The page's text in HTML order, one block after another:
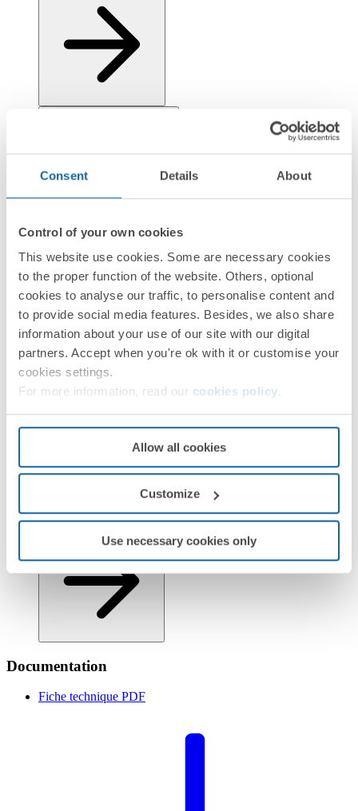
Consent Details About
Control of your own cookies
This website use cookies. Some are necessary cookies
to the proper function of the website. Others, optional
cookies to analyse our traffic, to personalise content and
to provide social media features. Besides, we also share
information about your use of our site with our digital
partners. Accept when you're ok with it or customise your
cookies settings.
For more information, read our cookies policy
Allow all cookies
Customize
Use necessary cookies only
Réglementation et informations environnementales
Informations logistiques
Documentation
Fiche technique PDF